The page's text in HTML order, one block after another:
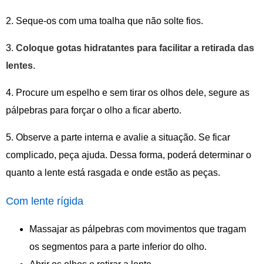
2. Seque-os com uma toalha que não solte fios.
3. Coloque gotas hidratantes para facilitar a retirada das
lentes.
4. Procure um espelho e sem tirar os olhos dele, segure as
pálpebras para forçar o olho a ficar aberto.
5. Observe a parte interna e avalie a situação. Se ficar
complicado, peça ajuda. Dessa forma, poderá determinar o
quanto a lente está rasgada e onde estão as peças.
Com lente rígida
Massajar as pálpebras com movimentos que tragam
os segmentos para a parte inferior do olho.